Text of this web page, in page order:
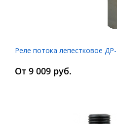
Реле потока лепестковое
От 9 009 руб.